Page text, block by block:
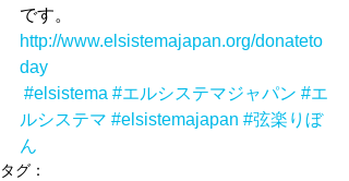
です。
http://www.elsistemajapan.org/donateto
day
#elsistema #エルシステマジャパン #エ
ルシステマ #elsistemajapan #弦楽りぼ
ん
タグ：